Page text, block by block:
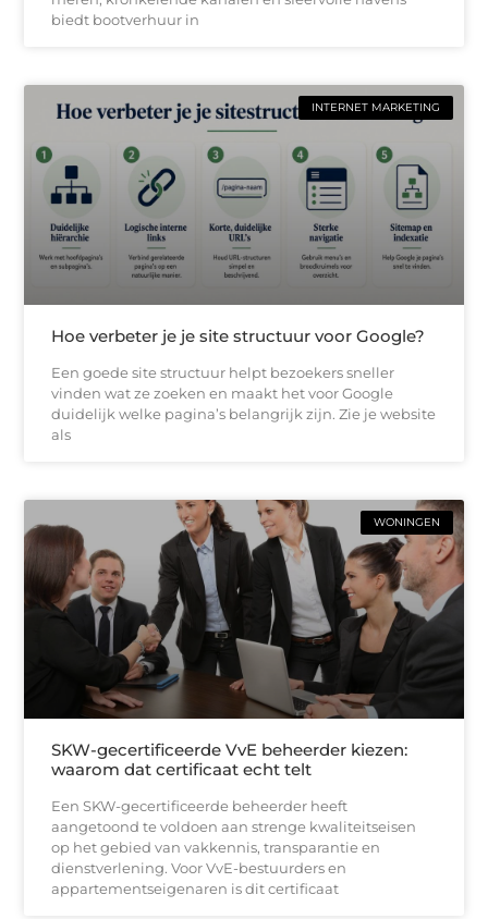
biedt bootverhuur in
INTERNET MARKETING
Hoe verbeter je je site structuur voor Google?
Een goede site structuur helpt bezoekers sneller
vinden wat ze zoeken en maakt het voor Google
duidelijk welke pagina’s belangrijk zijn. Zie je website
als
WONINGEN
SKW-gecertificeerde VvE beheerder kiezen:
waarom dat certificaat echt telt
Een SKW-gecertificeerde beheerder heeft
aangetoond te voldoen aan strenge kwaliteitseisen
op het gebied van vakkennis, transparantie en
dienstverlening. Voor VvE-bestuurders en
appartementseigenaren is dit certificaat